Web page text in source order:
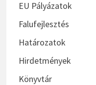
EU Pályázatok
Falufejlesztés
Határozatok
Hirdetmények
Könyvtár